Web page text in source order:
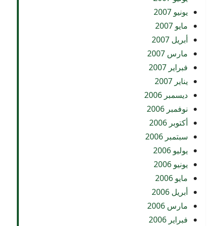
يونيو 2007
مايو 2007
أبريل 2007
مارس 2007
فبراير 2007
يناير 2007
ديسمبر 2006
نوفمبر 2006
أكتوبر 2006
سبتمبر 2006
يوليو 2006
يونيو 2006
مايو 2006
أبريل 2006
مارس 2006
فبراير 2006